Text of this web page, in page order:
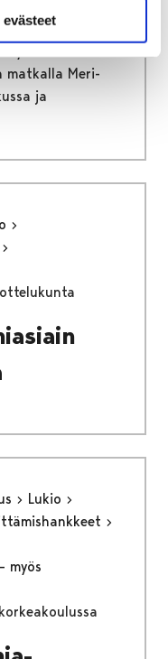
ja
matkalla Meri-
ja
Lukio
myös